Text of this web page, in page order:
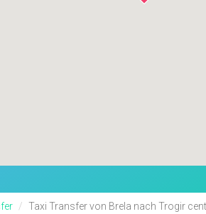
Taxi Transfer von Brela nach Trogir